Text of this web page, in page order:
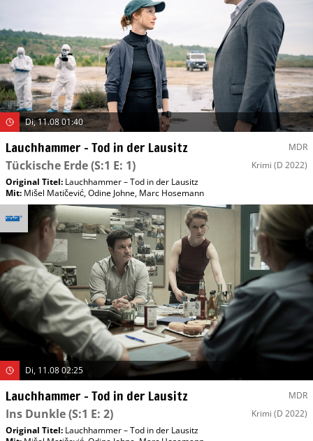
Di, 11.08 01:40
Lauchhammer – Tod in der Lausitz MDR
Tückische Erde(S:1 E: 1) Krimi (D 2022)
Original Titel: Lauchhammer – Tod in der Lausitz
Mit: Mišel Matičević,Odine Johne, Marc Hosemann
Di, 11.08 02:25
Lauchhammer – Tod in der Lausitz MDR
Ins Dunkle(S:1 E: 2) Krimi (D 2022)
Original Titel: Lauchhammer – Tod in der Lausitz